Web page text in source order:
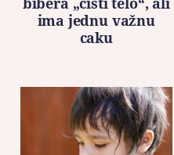
ima jednu važnu
caku